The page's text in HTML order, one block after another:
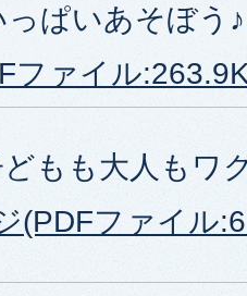
ぱいあそぼう♪
ファイル
もも大人もワ
(PDFファイル